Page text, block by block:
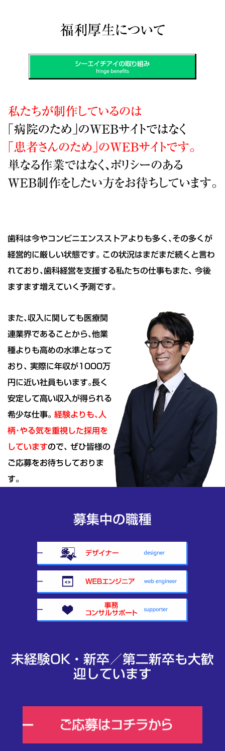
歯科は今やコンビニエンスストアよりも多く､その多くが
経営的に厳しい状態です｡ この状況はまだまだ続くと言わ
れており､歯科経営を支援する私たちの仕事もまた､ 今後
ますます増えていく予測です｡
また､収入に関しても医療関
連業界であることから､他業
種よりも高めの水準となって
おり､ 実際に年収が1000万
円に近い社員もいます｡長く
安定して高い収入が得られる
希少な仕事｡ 経験よりも､人
柄･やる気を重視した採用を
していますので､ ぜひ皆様の
ご応募をお待ちしておりま
す｡
募集中の職種
未経験OK・新卒／第二新卒も大歓
迎しています